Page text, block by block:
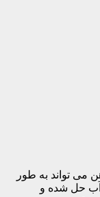
آهن می تواند به طور
آب حل شده و